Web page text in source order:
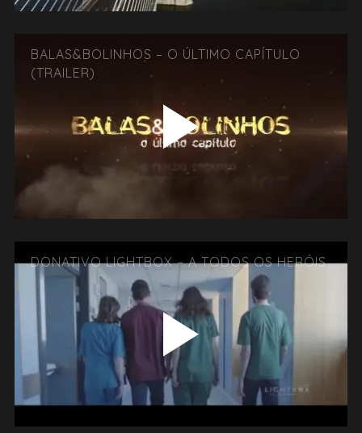
BALAS&BOLINHOS – O ÚLTIMO CAPÍTULO
(TRAILER)
DONATIVO LIGHTBOX – A TODOS OS HERÓIS